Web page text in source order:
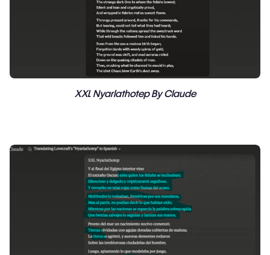
XXI. Nyarlathotep By Claude